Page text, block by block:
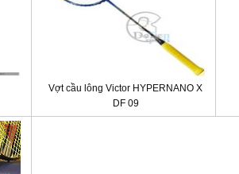
Vợt cầu lông Victor HYPERNANO X
DF 09